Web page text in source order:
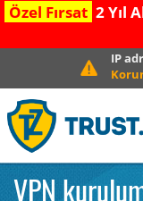
Özel Fırsat 2 Yıl
IP
VPN